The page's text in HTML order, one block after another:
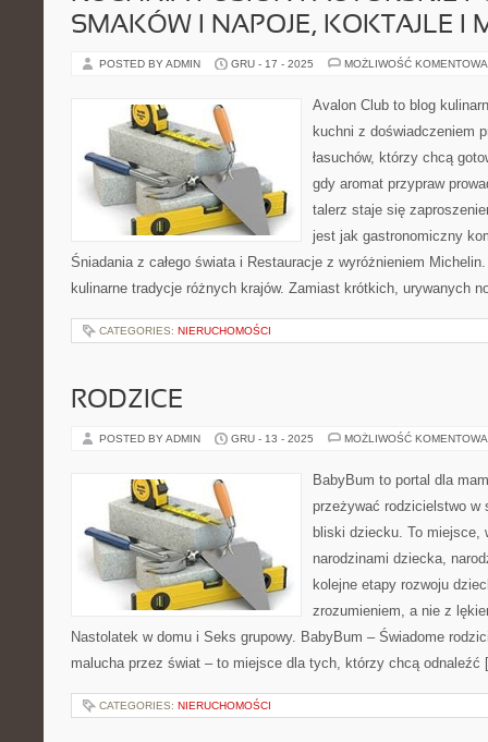
SMAKÓW I NAPOJE, KOKTAJLE I
POSTED BY ADMIN GRU - 17 - 2025 MOŻLIWOŚĆ
Avalon Club to blog
kuchni z doświadczeniem
łasuchów, którzy chcą
gdy aromat przypraw
talerz staje się
jest jak gastronomiczny
Śniadania z całego świata i Restauracje z wyróżnieniem
kulinarne tradycje różnych krajów. Zamiast krótkich, urywanych
CATEGORIES: NIERUCHOMOŚCI
RODZICE
POSTED BY ADMIN GRU - 13 - 2025 MOŻLIWOŚĆ
BabyBum to portal dla
przeżywać rodzicielstwo w
bliski dziecku. To miejsce,
narodzinami dziecka,
kolejne etapy rozwoju
zrozumieniem, a nie z
Nastolatek w domu i Seks grupowy. BabyBum – Świadome
malucha przez świat – to miejsce dla tych, którzy chcą
CATEGORIES: NIERUCHOMOŚCI